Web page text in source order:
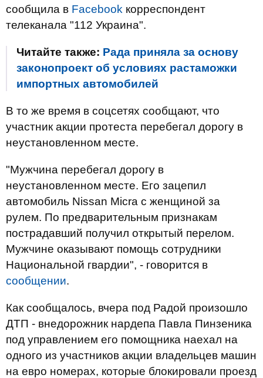
сообщила в Facebook корреспондент
телеканала "112 Украина".
Читайте также: Рада приняла за основу
законопроект об условиях растаможки
импортных автомобилей
В то же время в соцсетях сообщают, что
участник акции протеста перебегал дорогу в
неустановленном месте.
"Мужчина перебегал дорогу в
неустановленном месте. Его зацепил
автомобиль Nissan Micra с женщиной за
рулем. По предварительным признакам
пострадавший получил открытый перелом.
Мужчине оказывают помощь сотрудники
Национальной гвардии", - говорится в
сообщении.
Как сообщалось, вчера под Радой произошло
ДТП - внедорожник нардепа Павла Пинзеника
под управлением его помощника наехал на
одного из участников акции владельцев машин
на евро номерах, которые блокировали проезд